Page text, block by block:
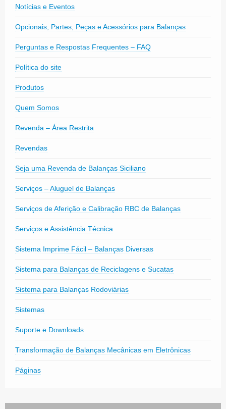
Notícias e Eventos
Opcionais, Partes, Peças e Acessórios para Balanças
Perguntas e Respostas Frequentes – FAQ
Política do site
Produtos
Quem Somos
Revenda – Área Restrita
Revendas
Seja uma Revenda de Balanças Siciliano
Serviços – Aluguel de Balanças
Serviços de Aferição e Calibração RBC de Balanças
Serviços e Assistência Técnica
Sistema Imprime Fácil – Balanças Diversas
Sistema para Balanças de Reciclagens e Sucatas
Sistema para Balanças Rodoviárias
Sistemas
Suporte e Downloads
Transformação de Balanças Mecânicas em Eletrônicas
Páginas